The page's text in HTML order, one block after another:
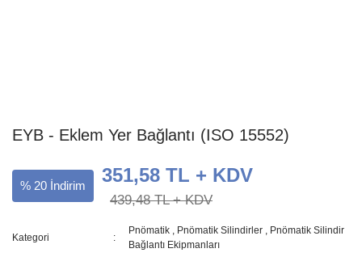
EYB - Eklem Yer Bağlantı (ISO 15552)
% 20 İndirim 351,58 TL + KDV
439,48 TL + KDV
Kategori
Pnömatik , Pnömatik Silindirler , Pnömatik Silindir
Bağlantı Ekipmanları